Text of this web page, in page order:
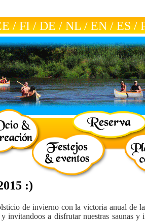
/ FI / DE / NL / EN / ES /
:)
de invierno con la victoria anual de
invitandoos a disfrutar nuestras saunas y